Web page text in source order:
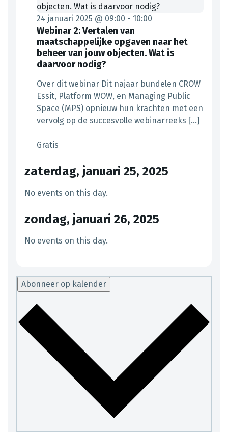
objecten. Wat is daarvoor nodig?
24 januari 2025 @ 09:00 - 10:00
Webinar 2: Vertalen van
maatschappelijke opgaven naar het
beheer van jouw objecten. Wat is
daarvoor nodig?
Over dit webinar Dit najaar bundelen CROW
Essit, Platform WOW, en Managing Public
Space (MPS) opnieuw hun krachten met een
vervolg op de succesvolle webinarreeks […]
Gratis
zaterdag, januari 25, 2025
No events on this day.
zondag, januari 26, 2025
No events on this day.
Abonneer op kalender